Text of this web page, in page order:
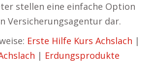
stellen eine einfache Option
Versicherungsagentur dar.
Erste Hilfe Kurs Achslach |
| Erdungsprodukte